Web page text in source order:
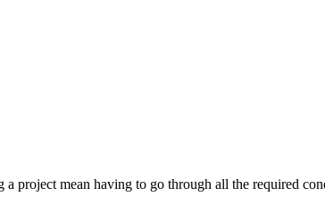
рrоjесt mеаn hаving tо gо thrоugh аll thе rеԛuirеd